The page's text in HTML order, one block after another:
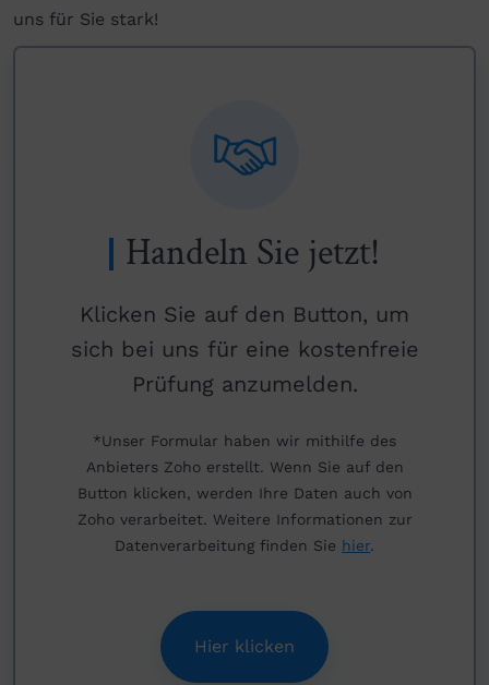
uns für Sie stark!
Handeln Sie jetzt!
Klicken Sie auf den Button, um
sich bei uns für eine kostenfreie
Prüfung anzumelden.
*Unser Formular haben wir mithilfe des
Anbieters Zoho erstellt. Wenn Sie auf den
Button klicken, werden Ihre Daten auch von
Zoho verarbeitet. Weitere Informationen zur
Datenverarbeitung finden Sie hier.
Hier klicken